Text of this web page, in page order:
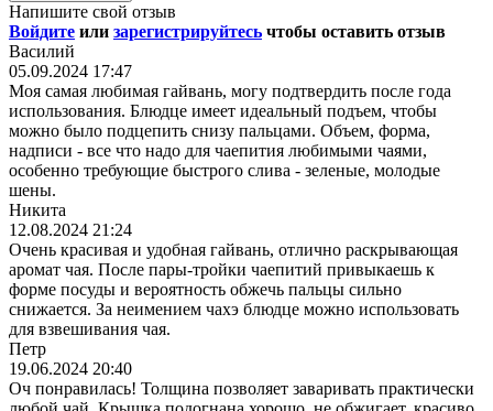
Напишите свой отзыв
Войдите или зарегистрируйтесь чтобы оставить отзыв
Василий
05.09.2024 17:47
Моя самая любимая гайвань, могу подтвердить после года
использования. Блюдце имеет идеальный подъем, чтобы
можно было подцепить снизу пальцами. Объем, форма,
надписи - все что надо для чаепития любимыми чаями,
особенно требующие быстрого слива - зеленые, молодые
шены.
Никита
12.08.2024 21:24
Очень красивая и удобная гайвань, отлично раскрывающая
аромат чая. После пары-тройки чаепитий привыкаешь к
форме посуды и вероятность обжечь пальцы сильно
снижается. За неимением чахэ блюдце можно использовать
для взвешивания чая.
Петр
19.06.2024 20:40
Оч понравилась! Толщина позволяет заваривать практически